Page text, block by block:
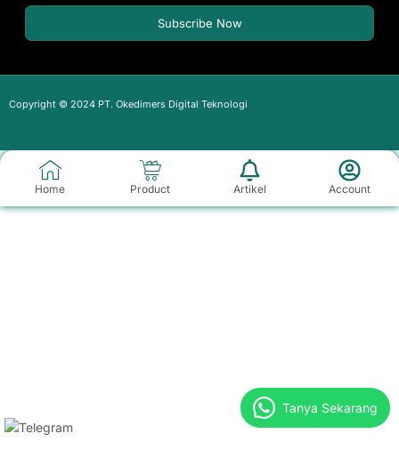
Subscribe Now
Copyright © 2024 PT. Okedimers Digital Teknologi
Home Product Artikel Account
Tanya Sekarang